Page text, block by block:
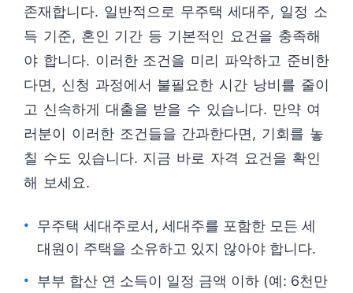
존재합니다. 일반적으로 무주택 세대주, 일정 소
득 기준, 혼인 기간 등 기본적인 요건을 충족해
야 합니다. 이러한 조건을 미리 파악하고 준비한
다면, 신청 과정에서 불필요한 시간 낭비를 줄이
고 신속하게 대출을 받을 수 있습니다. 만약 여
러분이 이러한 조건들을 간과한다면, 기회를 놓
칠 수도 있습니다. 지금 바로 자격 요건을 확인
해 보세요.
무주택 세대주로서, 세대주를 포함한 모든 세
대원이 주택을 소유하고 있지 않아야 합니다.
부부 합산 연 소득이 일정 금액 이하 (예: 6천만